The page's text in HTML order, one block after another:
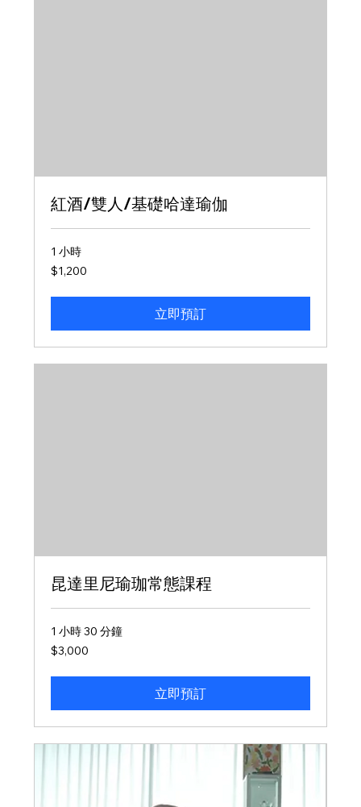
紅酒/雙人/基礎哈達瑜伽
1 小時
1,200
新
幣
$1,200
立即預訂
昆達里尼瑜珈常態課程
1 小時 30 分鐘
3,000
新
幣
$3,000
立即預訂